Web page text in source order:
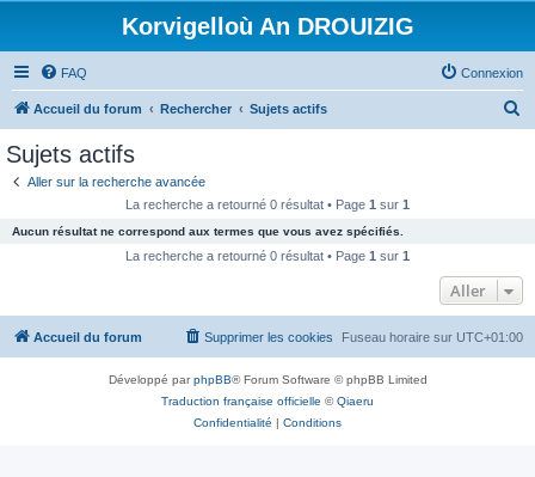
Korvigelloù An DROUIZIG
FAQ Connexion
Accueil du forum Rechercher Sujets actifs
c
e
Sujets actifs
Aller sur la recherche avancée
La recherche a retourné 0 résultat • Page 1 sur 1
Aucun résultat ne correspond aux termes que vous avez spécifiés.
La recherche a retourné 0 résultat • Page 1 sur 1
Aller
Accueil du forum Fuseau horaire sur UTC+01:00
Supprimer les cookies
Développé parphpBB® Forum Software © phpBB Limited
Traduction française officielle ©Qiaeru
Confidentialité | Conditions